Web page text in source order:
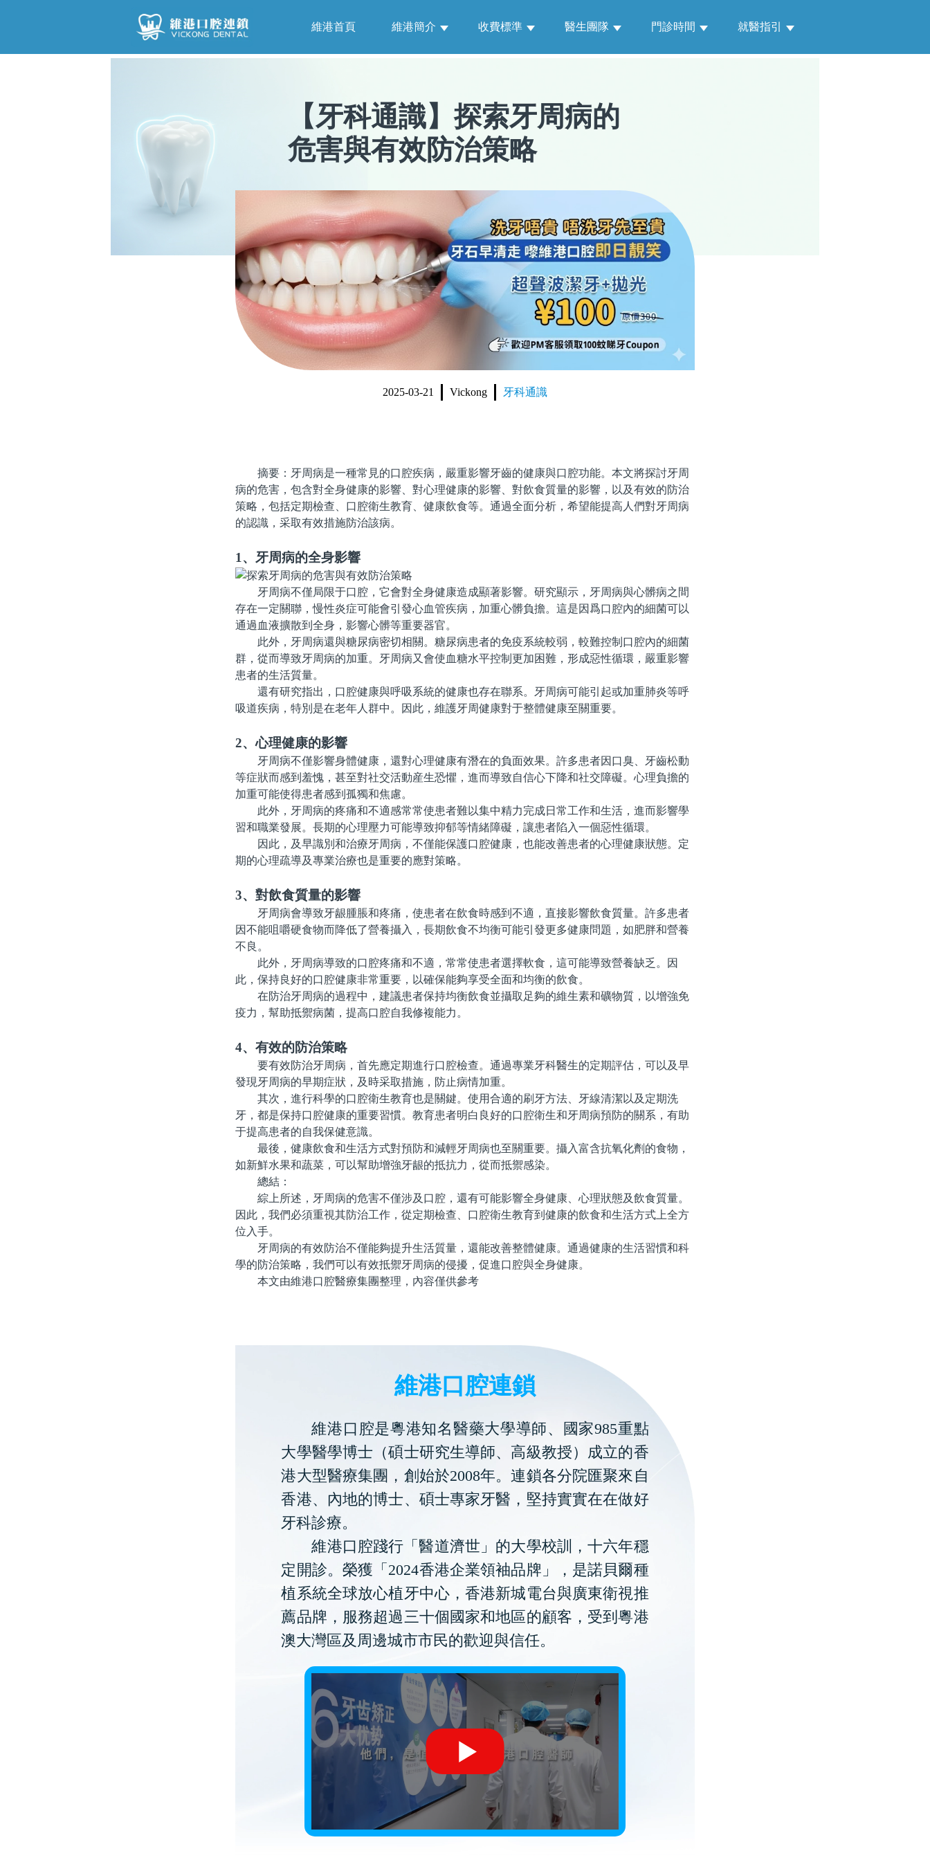
維港首頁 維港簡介 收費標準 醫生團隊 門診時間 就醫指引
【牙科通識】探索牙周病的
危害與有效防治策略
2025-03-21 Vickong 牙科通識
摘要：牙周病是一種常見的口腔疾病，嚴重影響牙齒的健康與口腔功能。本文將探討牙周
病的危害，包含對全身健康的影響、對心理健康的影響、對飲食質量的影響，以及有效的防治
策略，包括定期檢查、口腔衛生教育、健康飲食等。通過全面分析，希望能提高人們對牙周病
的認識，采取有效措施防治該病。
1、牙周病的全身影響
牙周病不僅局限于口腔，它會對全身健康造成顯著影響。研究顯示，牙周病與心髒病之間
存在一定關聯，慢性炎症可能會引發心血管疾病，加重心髒負擔。這是因爲口腔內的細菌可以
通過血液擴散到全身，影響心髒等重要器官。
此外，牙周病還與糖尿病密切相關。糖尿病患者的免疫系統較弱，較難控制口腔內的細菌
群，從而導致牙周病的加重。牙周病又會使血糖水平控制更加困難，形成惡性循環，嚴重影響
患者的生活質量。
還有研究指出，口腔健康與呼吸系統的健康也存在聯系。牙周病可能引起或加重肺炎等呼
吸道疾病，特別是在老年人群中。因此，維護牙周健康對于整體健康至關重要。
2、心理健康的影響
牙周病不僅影響身體健康，還對心理健康有潛在的負面效果。許多患者因口臭、牙齒松動
等症狀而感到羞愧，甚至對社交活動産生恐懼，進而導致自信心下降和社交障礙。心理負擔的
加重可能使得患者感到孤獨和焦慮。
此外，牙周病的疼痛和不適感常常使患者難以集中精力完成日常工作和生活，進而影響學
習和職業發展。長期的心理壓力可能導致抑郁等情緒障礙，讓患者陷入一個惡性循環。
因此，及早識別和治療牙周病，不僅能保護口腔健康，也能改善患者的心理健康狀態。定
期的心理疏導及專業治療也是重要的應對策略。
3、對飲食質量的影響
牙周病會導致牙龈腫脹和疼痛，使患者在飲食時感到不適，直接影響飲食質量。許多患者
因不能咀嚼硬食物而降低了營養攝入，長期飲食不均衡可能引發更多健康問題，如肥胖和營養
不良。
此外，牙周病導致的口腔疼痛和不適，常常使患者選擇軟食，這可能導致營養缺乏。因
此，保持良好的口腔健康非常重要，以確保能夠享受全面和均衡的飲食。
在防治牙周病的過程中，建議患者保持均衡飲食並攝取足夠的維生素和礦物質，以增強免
疫力，幫助抵禦病菌，提高口腔自我修複能力。
4、有效的防治策略
要有效防治牙周病，首先應定期進行口腔檢查。通過專業牙科醫生的定期評估，可以及早
發現牙周病的早期症狀，及時采取措施，防止病情加重。
其次，進行科學的口腔衛生教育也是關鍵。使用合適的刷牙方法、牙線清潔以及定期洗
牙，都是保持口腔健康的重要習慣。教育患者明白良好的口腔衛生和牙周病預防的關系，有助
于提高患者的自我保健意識。
最後，健康飲食和生活方式對預防和減輕牙周病也至關重要。攝入富含抗氧化劑的食物，
如新鮮水果和蔬菜，可以幫助增強牙龈的抵抗力，從而抵禦感染。
總結：
綜上所述，牙周病的危害不僅涉及口腔，還有可能影響全身健康、心理狀態及飲食質量。
因此，我們必須重視其防治工作，從定期檢查、口腔衛生教育到健康的飲食和生活方式上全方
位入手。
牙周病的有效防治不僅能夠提升生活質量，還能改善整體健康。通過健康的生活習慣和科
學的防治策略，我們可以有效抵禦牙周病的侵擾，促進口腔與全身健康。
本文由維港口腔醫療集團整理，內容僅供參考
維港口腔連鎖
維港口腔是粵港知名醫藥大學導師、國家985重點
大學醫學博士（碩士研究生導師、高級教授）成立的香
港大型醫療集團，創始於2008年。連鎖各分院匯聚來自
香港、內地的博士、碩士專家牙醫，堅持實實在在做好
牙科診療。
維港口腔踐行「醫道濟世」的大學校訓，十六年穩
定開診。榮獲「2024香港企業領袖品牌」，是諾貝爾種
植系統全球放心植牙中心，香港新城電台與廣東衛視推
薦品牌，服務超過三十個國家和地區的顧客，受到粵港
澳大灣區及周邊城市市民的歡迎與信任。